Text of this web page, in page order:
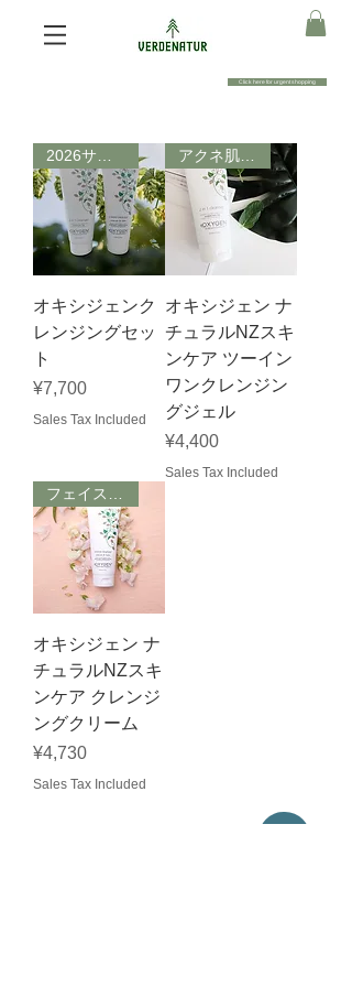
Click here for urgent shopping
オキシジェンク
レンジングセッ
ト
Price
¥7,700
Sales Tax Included
オキシジェン ナ
チュラルNZスキ
ンケア ツーイン
ワンクレンジン
グジェル
Price
¥4,400
Sales Tax Included
オキシジェン ナ
チュラルNZスキ
ンケア クレンジ
ングクリーム
Price
¥4,730
Sales Tax Included